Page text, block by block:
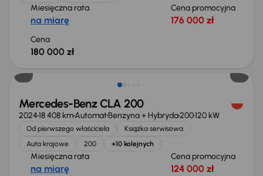
Miesięczna rata
na miarę
Cena promocyjna
176 000 zł
Cena
180 000 zł
Od nowego taniej o 31 999 zł
Mercedes-Benz CLA 200
202418 408 kmAutomatBenzyna + Hybryda200120 kW
Od pierwszego właściciela
Książka serwisowa
Auta krajowe
200 +10 kolejnych
Miesięczna rata
na miarę
Cena promocyjna
124 000 zł